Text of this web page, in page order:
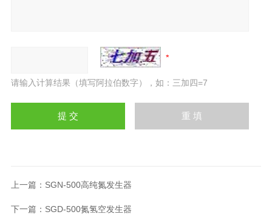
请输入计算结果（填写阿拉伯数字），如：三加四=7
上一篇： SGN-500高纯氮发生器
下一篇： SGD-500氮氢空发生器